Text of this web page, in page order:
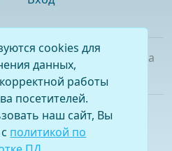
Думы городского округа
«город Саянск»
использовании
обязательна.
cookies для
данных,
работы
посетителей.
наш сайт, Вы
политикой по